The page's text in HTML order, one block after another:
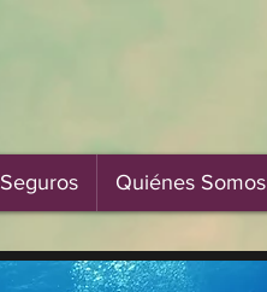
Seguros Quiénes Somos